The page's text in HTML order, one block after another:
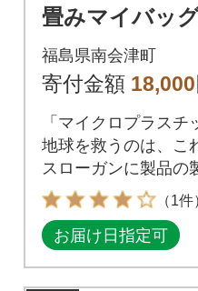
畳みマイバッ
ら桃)
福島県南会津町
寄付金額 18,000
「マイクロプラスチ
地球を救うのは、こ
スローガンに製品の
んでいます。
（1件
お届け日指定可